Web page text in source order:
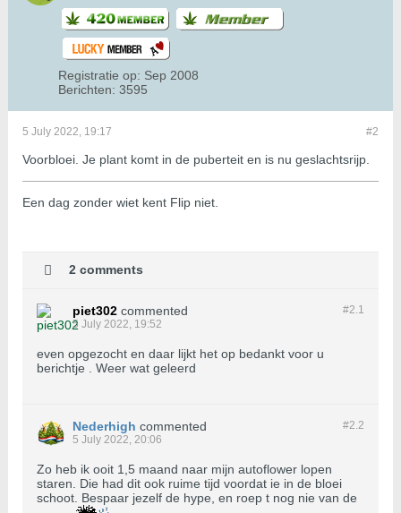
Registratie op: Sep 2008
Berichten: 3595
#2
5 July 2022, 19:17
Voorbloei. Je plant komt in de puberteit en is nu geslachtsrijp.
Een dag zonder wiet kent Flip niet.
2 comments
#2.1
piet302 commented
5 July 2022, 19:52
even opgezocht en daar lijkt het op bedankt voor u
berichtje . Weer wat geleerd
#2.2
Nederhigh commented
5 July 2022, 20:06
Zo heb ik ooit 1,5 maand naar mijn autoflower lopen
staren. Die had dit ook ruime tijd voordat ie in de bloei
schoot. Bespaar jezelf de hype, en roep t nog nie van de